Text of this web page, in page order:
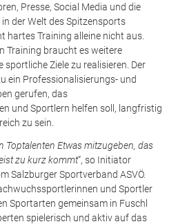
Presse, Social Media und die
der Welt des Spitzensports
hartes Training alleine nicht aus.
Training braucht es weitere
sportliche Ziele zu realisieren. Der
ein Professionalisierungs- und
gerufen, das
und Sportlern helfen soll, langfristig
zu sein.
Toptalenten Etwas mitzugeben, das
zu kurz kommt“, so Initiator
Salzburger Sportverband ASVÖ.
und Sportler
Sportarten gemeinsam in Fuschl
spielerisch und aktiv auf das